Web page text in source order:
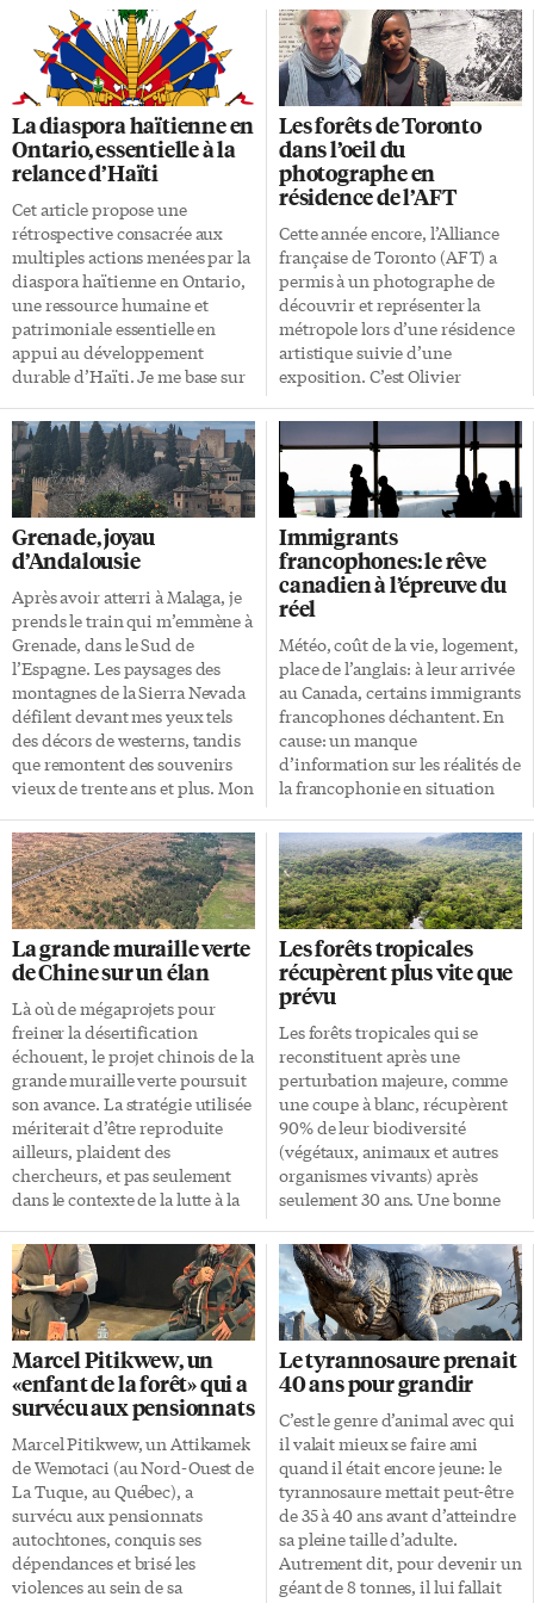
La diaspora haïtienne en
Ontario, essentielle à la
relance d’Haïti
Cet article propose une
rétrospective consacrée aux
multiples actions menées par la
diaspora haïtienne en Ontario,
une ressource humaine et
patrimoniale essentielle en
appui au développement
durable d’Haïti. Je me base sur
possible grâce à mon réseau
élargi de contacts parmi la
diaspora haïtienne ainsi qu’en
Haïti. Un autre article porte sur
la diaspora haïtienne au
Québec. Tout pays sur cette
Terre que nous partageons ne
peut évoluer en isolation de
notre Monde. La diaspora
haïtienne – solidairement
mobilisée – peut (et doit)
contribuer à créer, maintenir,
accroître les partenariats
pertinents nécessaires afin
d’assurer la […]
Les forêts de Toronto
dans l’oeil du
photographe en
résidence de l’AFT
Cette année encore, l’Alliance
française de Toronto (AFT) a
permis à un photographe de
découvrir et représenter la
métropole lors d’une résidence
artistique suivie d’une
exposition. C’est Olivier
se perdre dans les rues de la
ville afin de lui tirer le portrait.
L’exposition qui résulte de la
résidence a donc commencé le
vendredi 1er mai en présence
de l’artiste et d’une quarantaine
d’amateurs de photographie.
Elle y est jusqu’au 30 mai. Le
format résidence «La résidence
photo est un projet qui existe
depuis maintenant cinq
éditions», indique Cynthia
Laure Etom, directrice
culturelle à l’AFT. […]
Grenade, joyau
d’Andalousie
Après avoir atterri à Malaga, je
prends le train qui m’emmène à
Grenade, dans le Sud de
l’Espagne. Les paysages des
montagnes de la Sierra Nevada
défilent devant mes yeux tels
des décors de westerns, tandis
que remontent des souvenirs
vieux de trente ans et plus. Mon
lorsque j’abordais pour la
première fois ce joyau
d’Andalousie. Albaicín et son
atmosphère unique La ville de
Grenade se scinde en deux. Une
partie occidentale, celle où se
concentrent universités,
restaurants, monuments, et
une, orientale, Albaicín. C’est
dans cette dernière que j’établis
mes quartiers pour les
prochains jours. […]
Immigrants
francophones: le rêve
canadien à l’épreuve du
réel
Météo, coût de la vie, logement,
place de l’anglais: à leur arrivée
au Canada, certains immigrants
francophones déchantent. En
cause: un manque
d’information sur les réalités de
la francophonie en situation
parfois trop élevées. «Profiter
de possibilités d’emploi en
français et en anglais; parler en
français et en anglais dans la vie
de tous les jours […] profiter de
services communautaires, de
soins de santé ou de services de
garde en français.» Telle est la
promesse d’Immigration,
Réfugiés et Citoyenneté Canada
(IRCC) aux nouveaux arrivants
francophones. Vivre en
français, mais à quel prix?
Derrière les cibles […]
La grande muraille verte
de Chine sur un élan
Là où de mégaprojets pour
freiner la désertification
échouent, le projet chinois de la
grande muraille verte poursuit
son avance. La stratégie utilisée
mériterait d’être reproduite
ailleurs, plaident des
chercheurs, et pas seulement
dans le contexte de la lutte à la
celui de la restauration des
terres. Ce projet est l’un des
plus gros au monde et surtout,
un des plus vieux sans
interruption. Ce qui contribue
sans doute à son succès: «ces
stratégies à long terme et sa
prévisibilité, de même que son
financement en continu», vante
un éditorial de la revue Nature
paru récemment. […]
Les forêts tropicales
récupèrent plus vite que
prévu
Les forêts tropicales qui se
reconstituent après une
perturbation majeure, comme
une coupe à blanc, récupèrent
90% de leur biodiversité
(végétaux, animaux et autres
organismes vivants) après
seulement 30 ans. Une bonne
plus de 60% des forêts
tropicales ont été détruites ou
sévèrement endommagées par
la déforestation. D’autant plus
qu’elles abritent plus de la
moitié des espèces végétales et
animales connues. C’est dans
cette optique que le chercheur
en sciences de l’environnement
Timo Metz et une équipe de
chercheurs de plus de 30
institutions de huit pays ont
mesuré la capacité de
restauration des […]
Marcel Pitikwew, un
«enfant de la forêt» qui a
survécu aux pensionnats
Marcel Pitikwew, un Attikamek
de Wemotaci (au Nord-Ouest de
La Tuque, au Québec), a
survécu aux pensionnats
autochtones, conquis ses
dépendances et brisé les
violences au sein de sa
Le tyrannosaure prenait
40 ans pour grandir
C’est le genre d’animal avec qui
il valait mieux se faire ami
quand il était encore jeune: le
tyrannosaure mettait peut-être
de 35 à 40 ans avant d’atteindre
sa pleine taille d’adulte.
Autrement dit, pour devenir un
géant de 8 tonnes, il lui fallait